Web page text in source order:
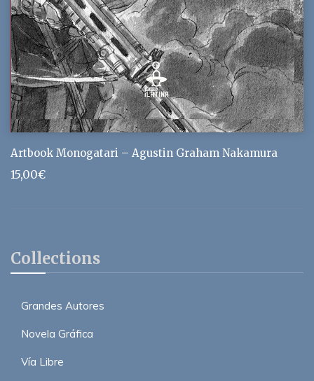
Collections
Grandes Autores
Novela Gráfica
Vía Libre
Artbook Monogatari – Agustin Graham Nakamura
15,00€